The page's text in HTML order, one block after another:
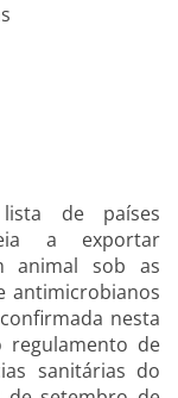
de países
a exportar
animal sob as
antimicrobianos
nesta
regulamento de
sanitárias do